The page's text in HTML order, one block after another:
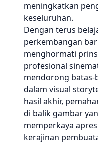
meningkatkan
keseluruhan.
Dengan terus
perkembangan
menghormati
profesional
mendorong batas-
dalam visual
hasil akhir,
di balik gambar
memperkaya
kerajinan